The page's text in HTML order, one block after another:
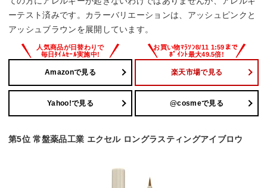
ーテスト済みです。カラーバリエーションは、アッシュピンクと
アッシュブラウンを展開しています。
Amazonで見る 楽天市場で見る
Yahoo!で見る @cosmeで見る
第5位 常盤薬品工業 エクセル ロングラスティングアイブロウ